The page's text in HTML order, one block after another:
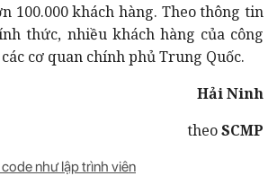
100.000 khách hàng. Theo thông tin
thức, nhiều khách hàng của công
cơ quan chính phủ Trung Quốc.
Hải Ninh
theoSCMP
như lập trình viên